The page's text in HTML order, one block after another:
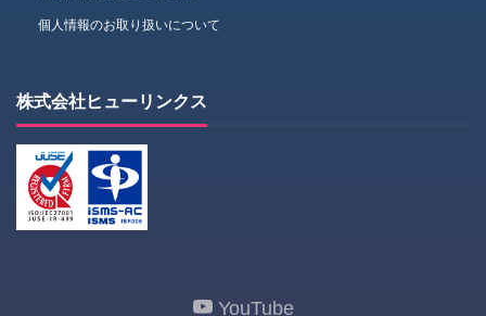
個人情報のお取り扱いについて
株式会社ヒューリンクス
YouTube